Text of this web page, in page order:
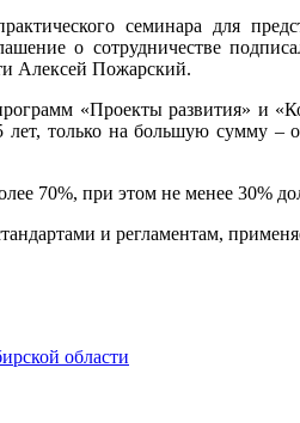
семинара для
о сотрудничестве
Алексей Пожарский.
«Проекты развития»
только на большую сумму
70%, при этом не менее
и регламентам,
области